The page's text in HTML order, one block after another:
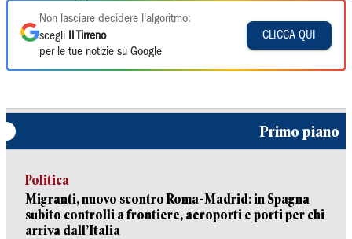
Non lasciare decidere l'algoritmo:
scegli
Il Tirreno
per le tue notizie su Google
CLICCA QUI
Primo piano
Politica
Migranti, nuovo scontro Roma-Madrid: in Spagna
subito controlli a frontiere, aeroporti e porti per chi
arriva dall’Italia